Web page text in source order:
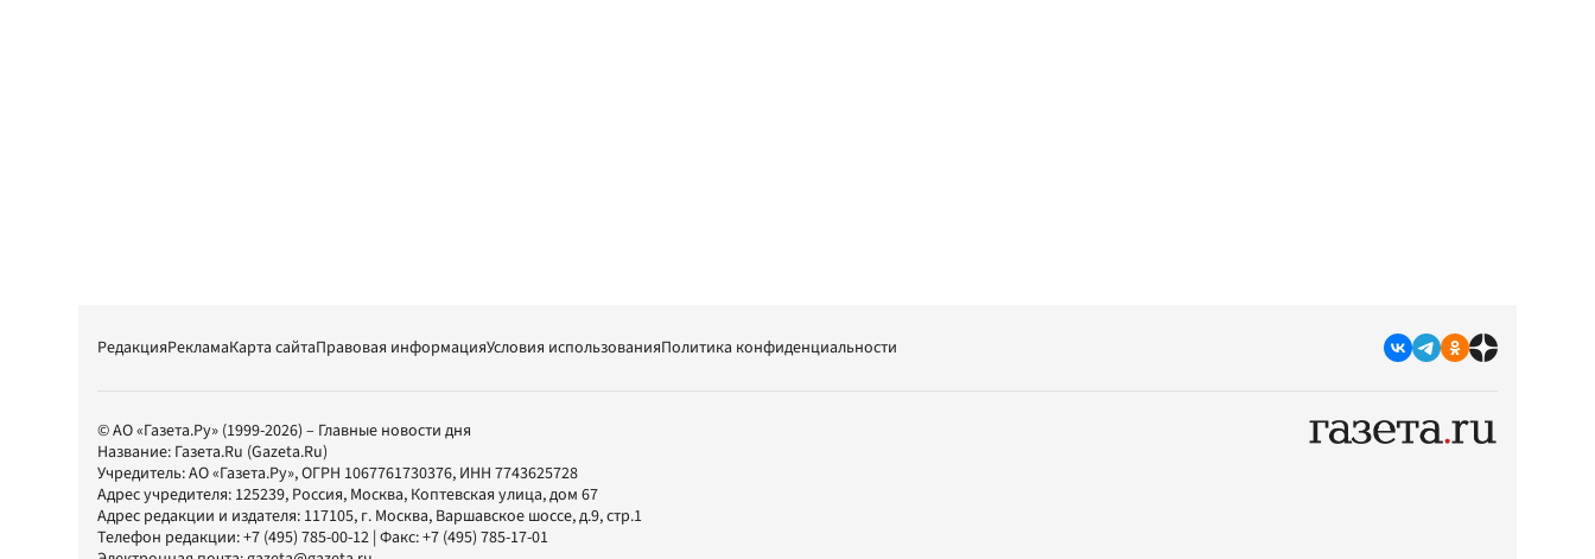
РедакцияРекламаКарта сайтаПравовая информацияУсловия использованияПолитика конфиденциальности
© АО «Газета.Ру» (1999-2026) – Главные новости дня
Название: Газета.Ru (Gazeta.Ru)
Учредитель:АО «Газета.Ру», ОГРН 1067761730376, ИНН 7743625728
Адрес учредителя: 125239, Россия, Москва, Коптевская улица, дом 67
Адрес редакции и издателя: 117105, г. Москва, Варшавское шоссе, д.9, стр.1
Телефон редакции:+7 (495) 785-00-12 | Факс:+7 (495) 785-17-01